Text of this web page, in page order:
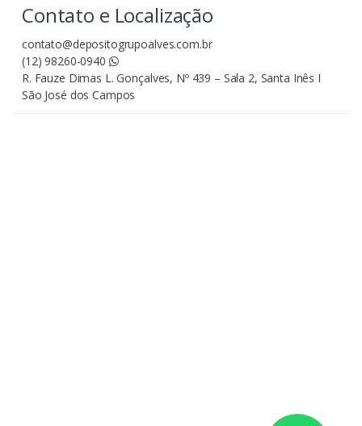
Contato e Localização
contato@depositogrupoalves.com.br
(12) 98260-0940
R. Fauze Dimas L. Gonçalves, Nº 439 – Sala 2, Santa Inês I
São José dos Campos